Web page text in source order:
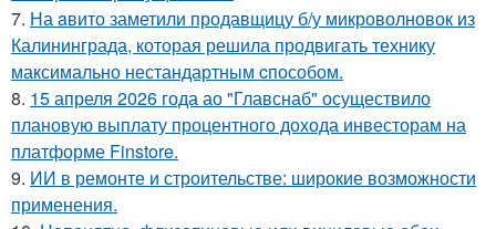
7. На aвито заметили продавщицу б/у микроволновок из
Калининграда, которая решила продвигать технику
максимально нестандартным cпособом.
8. 15 апреля 2026 года ао "Главснаб" осуществило
плановую выплату процентного дохода инвесторам на
платформе Finstore.
9. ИИ в ремонте и строительстве: широкие возможности
применения.